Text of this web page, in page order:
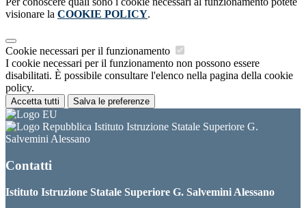
visionare la COOKIE POLICY.
Cookie necessari per il funzionamento
I cookie necessari per il funzionamento non possono essere
disabilitati. È possibile consultare l'elenco nella pagina della cookie
policy.
Accetta tutti Salva le preferenze
Istituto Istruzione Statale Superiore G.
Salvemini Alessano
Contatti
Istituto Istruzione Statale Superiore G. Salvemini Alessano